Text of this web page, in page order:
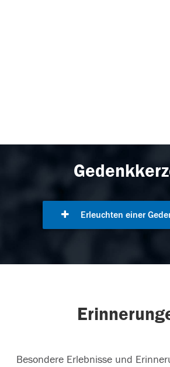
Erleuchten einer
Besondere Erlebnisse und